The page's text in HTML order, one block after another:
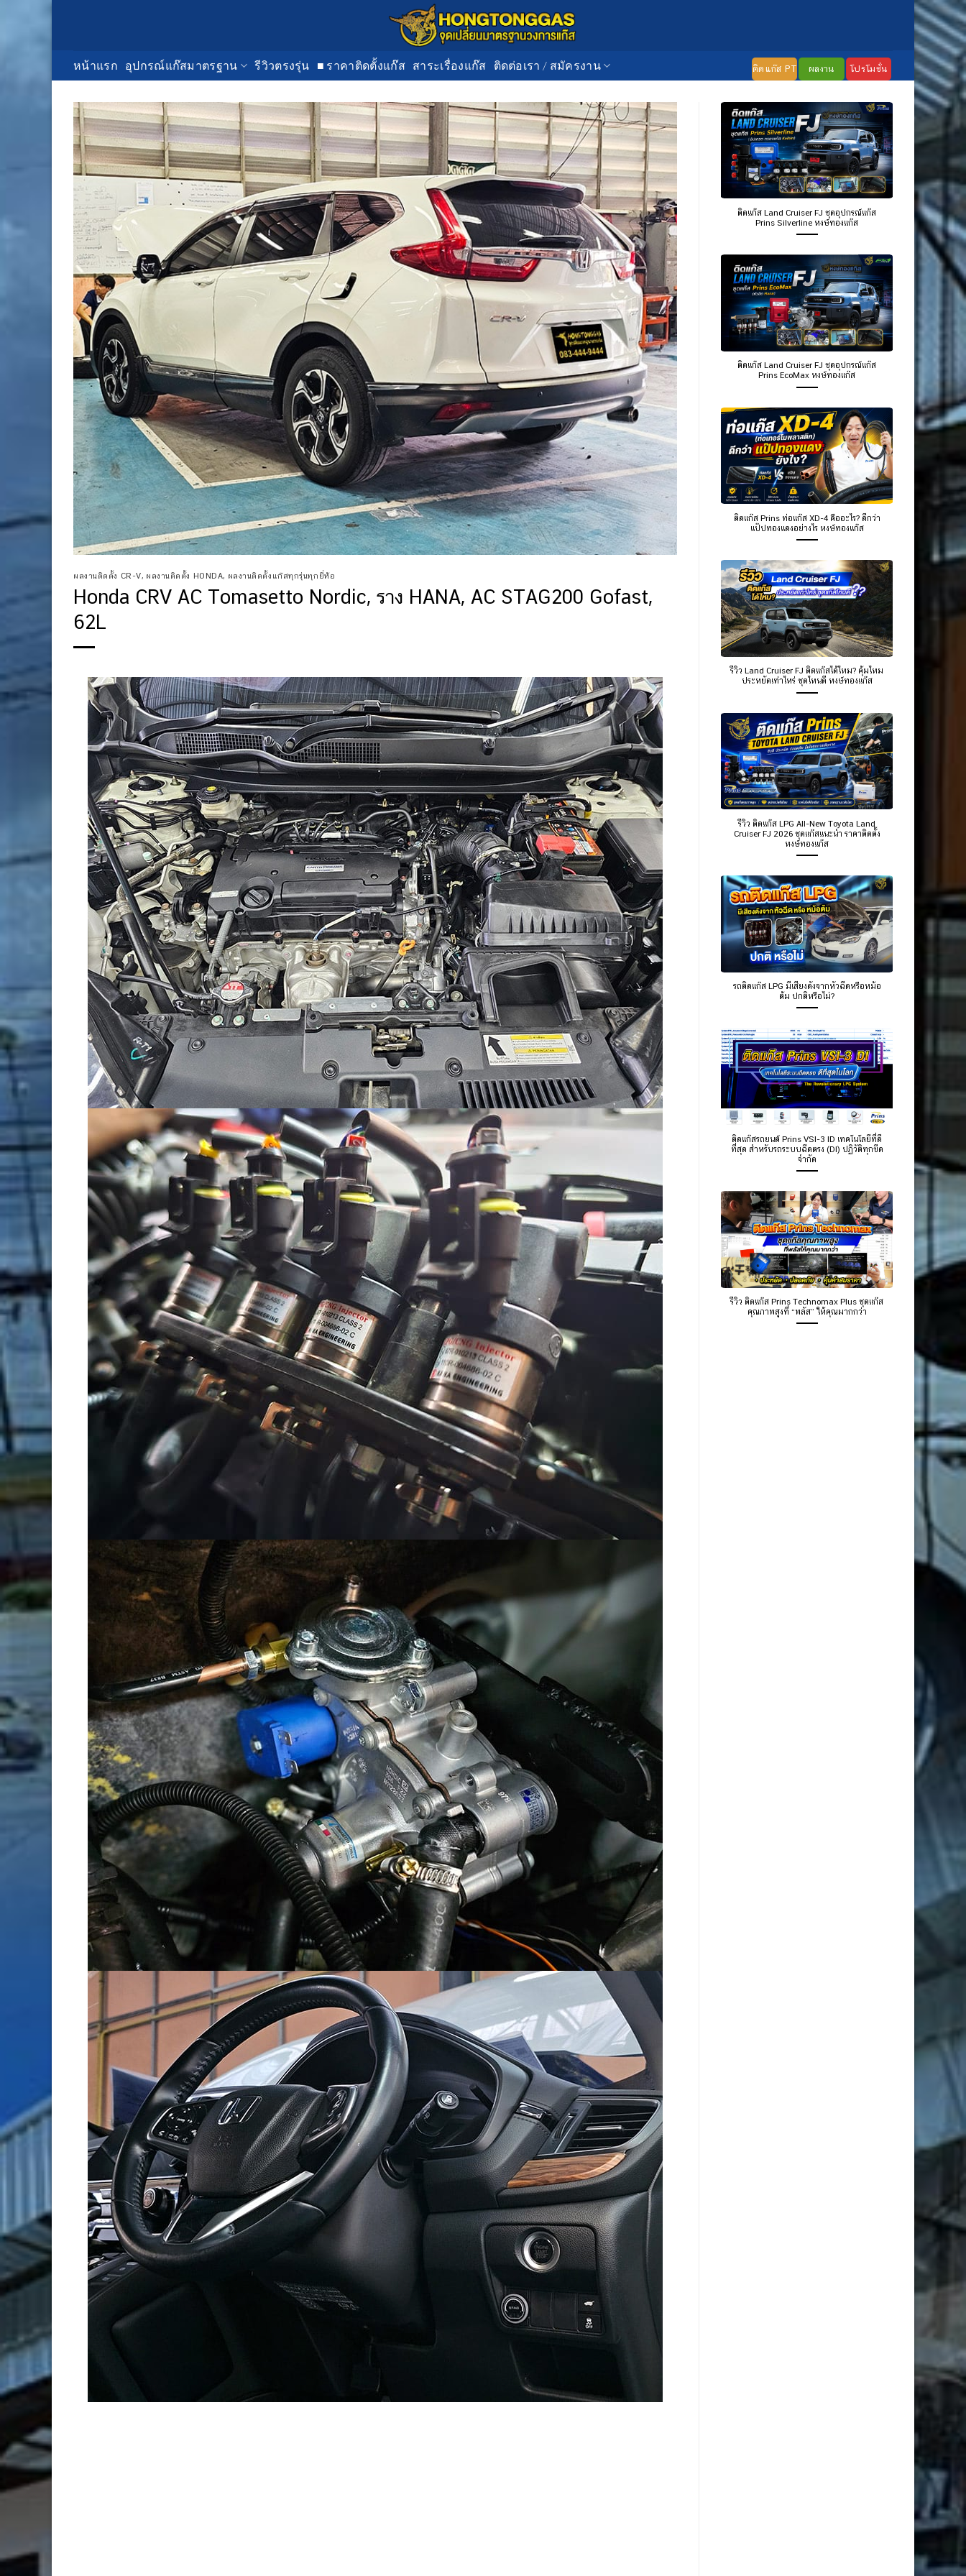
หน้าแรก
อุปกรณ์แก๊สมาตรฐาน รีวิวตรงรุ่น ■ ราคาติดตั้งแก๊ส สาระเรื่องแก๊ส ติดต่อเรา / สมัครงาน ติดแก๊ส PT ผลงาน โปรโมชั่น
ผลงานติดตั้ง CR-V, ผลงานติดตั้ง HONDA, ผลงานติดตั้งแก๊สทุกรุ่นทุกยี่ห้อ
Honda CRV AC Tomasetto Nordic, ราง HANA, AC STAG200 Gofast,
62L
ติดแก๊ส Land Cruiser FJ ชุดอุปกรณ์แก๊ส
Prins Silverline หงษ์ทองแก๊ส
ติดแก๊ส Land Cruiser FJ ชุดอุปกรณ์แก๊ส
Prins EcoMax หงษ์ทองแก๊ส
ติดแก๊ส Prins ท่อแก๊ส XD-4 คืออะไร? ดีกว่า
แป๊ปทองแดงอย่างไร หงษ์ทองแก๊ส
รีวิว Land Cruiser FJ ติดแก๊สได้ไหม? คุ้มไหม
ประหยัดเท่าไหร่ ชุดไหนดี หงษ์ทองแก๊ส
รีวิว ติดแก๊ส LPG All-New Toyota Land
Cruiser FJ 2026 ชุดแก๊สแนะนำ ราคาติดตั้ง
หงษ์ทองแก๊ส
รถติดแก๊ส LPG มีเสียงดังจากหัวฉีดหรือหม้อ
ต้ม ปกติหรือไม่?
ติดแก๊สรถยนต์ Prins VSI-3 ID เทคโนโลยีที่ดี
ที่สุด สำหรับรถระบบฉีดตรง (DI) ปฏิวัติทุกขีด
จำกัด
รีวิว ติดแก๊ส Prins Technomax Plus ชุดแก๊ส
คุณภาพสูงที่ “พลัส” ให้คุณมากกว่า